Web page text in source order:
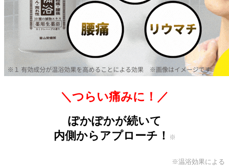
＼つらい痛みに！／
ぽかぽかが続いて
内側からアプローチ！
※
※温浴効果による